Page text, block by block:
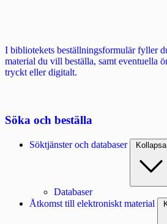
I bibliotekets beställningsformulär fyller
material du vill beställa, samt eventuella
tryckt eller digitalt.
Söka och beställa
Söktjänster och databaser Kollapsa
Databaser
Åtkomst till elektroniskt material